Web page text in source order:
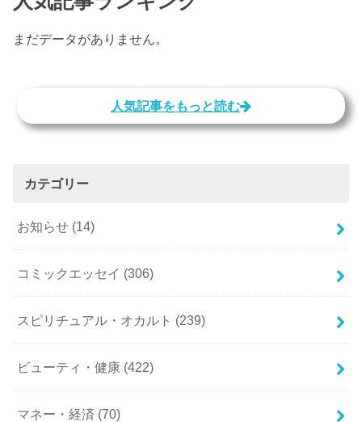
まだデータがありません。
人気記事をもっと読む
カテゴリー
お知らせ (14)
コミックエッセイ (306)
スピリチュアル・オカルト (239)
ビューティ・健康 (422)
マネー・経済 (70)